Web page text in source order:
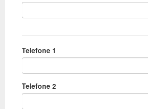
Telefone 1
Telefone 2